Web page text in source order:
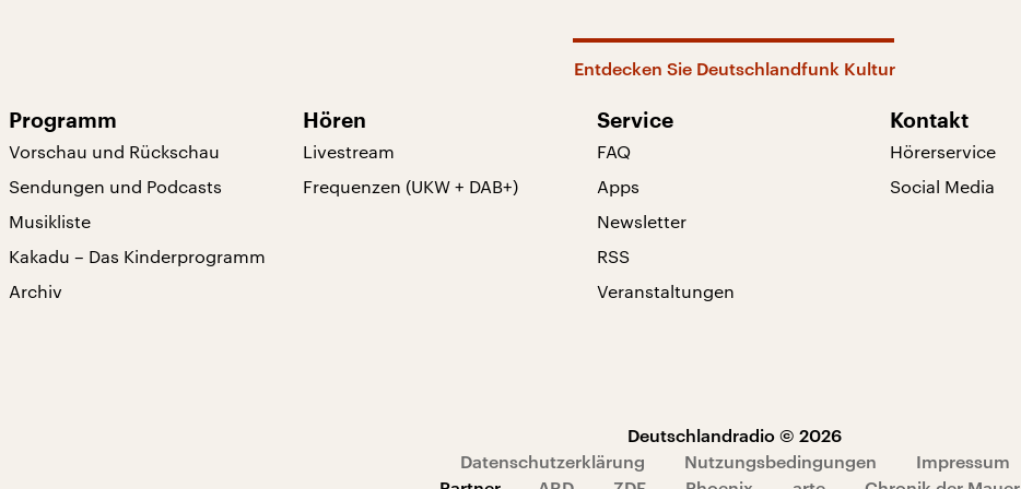
Entdecken Sie Deutschlandfunk Kultur
Programm
Vorschau und Rückschau
Sendungen und Podcasts
Musikliste
Kakadu – Das Kinderprogramm
Archiv
Hören
Livestream
Frequenzen (UKW + DAB+)
Service
FAQ
Apps
Newsletter
RSS
Veranstaltungen
Kontakt
Hörerservice
Social Media
Deutschlandradio © 2026
Datenschutzerklärung
Nutzungsbedingungen
Impressum